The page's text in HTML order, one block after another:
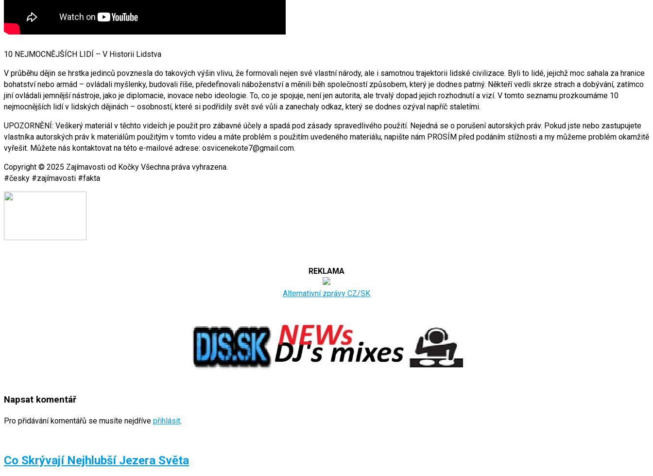
10 NEJMOCNĚJŠÍCH LIDÍ – V Historii Lidstva
V průběhu dějin se hrstka jedinců povznesla do takových výšin vlivu, že formovali nejen své vlastní národy, ale i samotnou trajektorii lidské civilizace. Byli to lidé, jejichž moc sahala za hranice
bohatství nebo armád – ovládali myšlenky, budovali říše, předefinovali náboženství a měnili běh společností způsobem, který je dodnes patrný. Někteří vedli skrze strach a dobývání, zatímco
jiní ovládali jemnější nástroje, jako je diplomacie, inovace nebo ideologie. To, co je spojuje, není jen autorita, ale trvalý dopad jejich rozhodnutí a vizí. V tomto seznamu prozkoumáme 10
nejmocnějších lidí v lidských dějinách – osobností, které si podřídily svět své vůli a zanechaly odkaz, který se dodnes ozýval napříč staletími.
UPOZORNĚNÍ: Veškerý materiál v těchto videích je použit pro zábavné účely a spadá pod zásady spravedlivého použití. Nejedná se o porušení autorských práv. Pokud jste nebo zastupujete
vlastníka autorských práv k materiálům použitým v tomto videu a máte problém s použitím uvedeného materiálu, napište nám PROSÍM před podáním stížnosti a my můžeme problém okamžitě
vyřešit. Můžete nás kontaktovat na této e-mailové adrese: osvicenekote7@gmail.com.
Copyright © 2025 Zajímavosti od Kočky Všechna práva vyhrazena.
#česky #zajímavosti #fakta
REKLAMA
Alternativní zprávy CZ/SK
Napsat komentář
Pro přidávání komentářů se musíte nejdříve přihlásit.
Co Skrývají Nejhlubší Jezera Světa